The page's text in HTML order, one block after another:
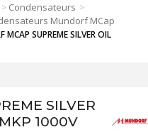
> Condensateurs >
Mundorf MCap
MCAP SUPREME SILVER OIL
SILVER
1000V